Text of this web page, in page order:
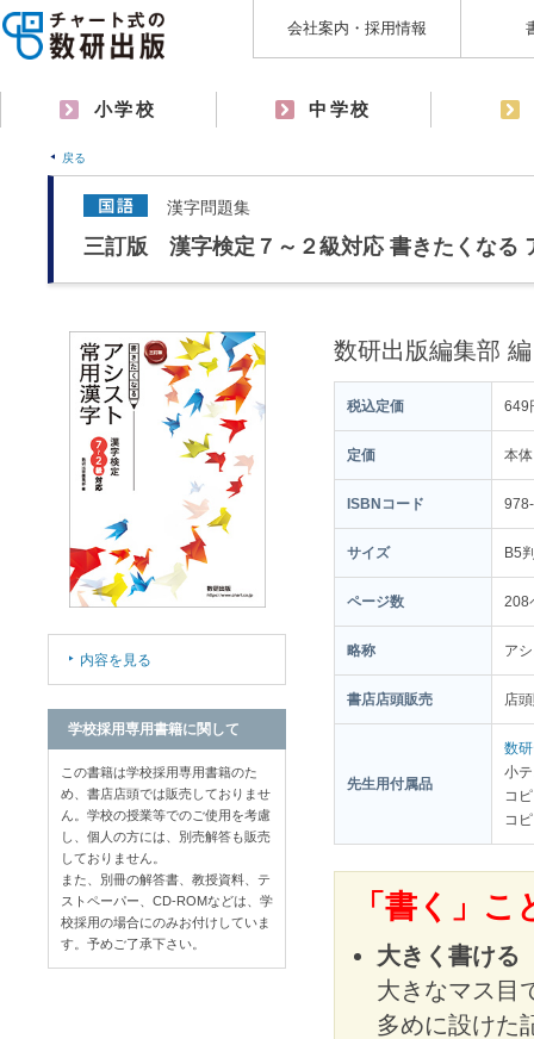
会社案内・採用情報
小学校 中学校
戻る
漢字問題集
三訂版 漢字検定７～２級対応 書きたくなる
数研出版編集部 編
税込定価 649
定価 本
ISBNコード
サイズ B5
ページ数 208
略称 ア
書店店頭販売 店
先生用付属品
数
小
コ
コ
「書く」
大きく書け
大きなマス目
多めに設けた
内容を見る
学校採用専用書籍に関して
この書籍は学校採用専用書籍のた
め、書店店頭では販売しておりませ
ん。学校の授業等でのご使用を考慮
し、個人の方には、別売解答も販売
しておりません。
また、別冊の解答書、教授資料、テ
ストペーパー、CD-ROMなどは、学
校採用の場合にのみお付けしていま
す。予めご了承下さい。